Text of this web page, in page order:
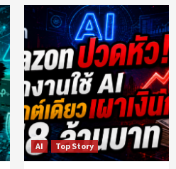
AI Top Story